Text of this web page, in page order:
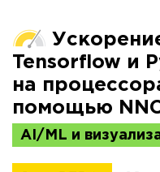
Tensorflow и
на
помощью
AI/ML и